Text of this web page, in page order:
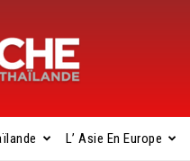
L’ Asie En Europe